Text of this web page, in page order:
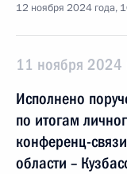
12 ноября 2024 года,
11 ноября 2024
Исполнено
по итогам
конференц-
области –